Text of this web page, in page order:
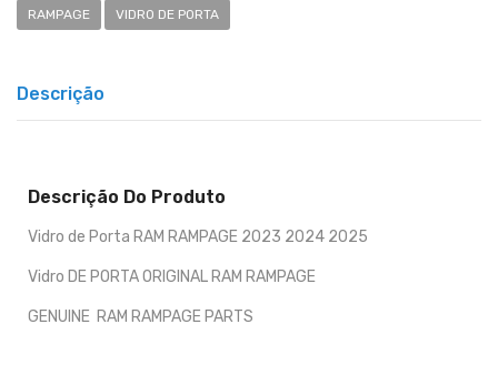
RAMPAGE
VIDRO DE PORTA
Descrição
Descrição Do Produto
Vidro de Porta RAM RAMPAGE 2023 2024 2025
Vidro DE PORTA ORIGINAL RAM RAMPAGE
GENUINE RAM RAMPAGE PARTS